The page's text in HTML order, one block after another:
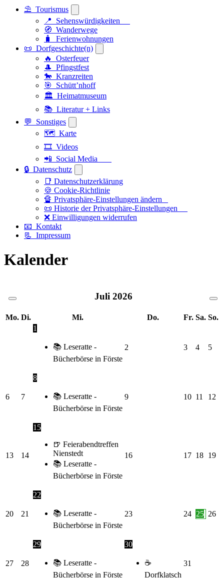
⛱️ Tourismus
📍 Sehenswürdigkeiten
🧭 Wanderwege
🧳 Ferienwohnungen
📜 Dorfgeschichte(n)
🔥 Osterfeuer
🎩 Pfingstfest
🐎 Kranzreiten
🎯 Schütt’nhoff
🏛️ Heimatmuseum
📚 Literatur + Links
💬 Sonstiges
🗺️ Karte
🎞️ Videos
📲 Social Media
🔒 Datenschutz
📑 Datenschutzerklärung
🍪 Cookie-Richtlinie
🔏 Privatsphäre-Einstellungen ändern
📜 Historie der Privatsphäre-Einstellungen
❌ Einwilligungen widerrufen
📧 Kontakt
📃 Impressum
Kalender
Juli 2026
Mo. Di. Mi. Do. Fr. Sa. So.
1
📚 Leseratte -
Bücherbörse in Förste
2 3 4 5
6 7
8
📚 Leseratte -
Bücherbörse in Förste
9 10 11 12
13 14
15
🍺​ Feierabendtreffen
Nienstedt
📚 Leseratte -
Bücherbörse in Förste
16 17 18 19
20 21
22
📚 Leseratte -
Bücherbörse in Förste
23 24 25 26
27 28
29
📚 Leseratte -
Bücherbörse in Förste
30
☕
Dorfklatsch
31